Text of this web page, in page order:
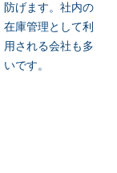
防げます。社内の
在庫管理として利
用される会社も多
いです。